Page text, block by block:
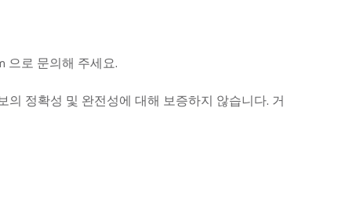
으로 문의해 주세요.
의 정확성 및 완전성에 대해 보증하지 않습니다. 거